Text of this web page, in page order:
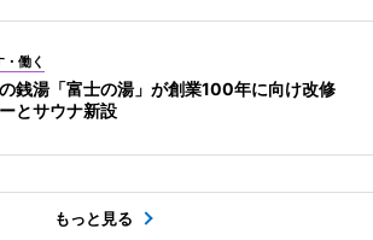
働く
銭湯「富士の湯」が創業100年に向け改修
とサウナ新設
もっと見る